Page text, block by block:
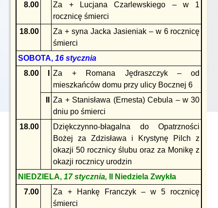
8.00
Za + Lucjana Czarlewskiego – w 1
rocznicę śmierci
18.00
Za + syna Jacka Jasieniak – w 6 rocznicę
śmierci
SOBOTA,16 stycznia
8.00
Za + Romana Jędraszczyk – od
mieszkańców domu przy ulicy Bocznej 6
Za + Stanisława (Ernesta) Cebula – w 30
dniu po śmierci
18.00
Dziękczynno-błagalna do Opatrzności
Bożej za Zdzisława i Krystynę Pilch z
okazji 50 rocznicy ślubu oraz za Monikę z
okazji rocznicy urodzin
NIEDZIELA,17 stycznia,
II Niedziela Zwykła
7.00
Za + Hankę Franczyk – w 5 rocznicę
śmierci